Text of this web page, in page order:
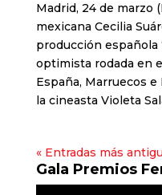
Madrid, 24 de marzo
mexicana Cecilia
producción española
optimista rodada en
España, Marruecos
la cineasta Violeta
« Entradas más
Gala Premios